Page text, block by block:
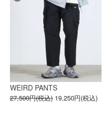
WEIRD PANTS
27,500円(税込) 19,250円(税込)